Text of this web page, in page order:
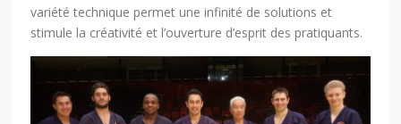
variété technique permet une infinité de solutions et
stimule la créativité et l’ouverture d’esprit des pratiquants.